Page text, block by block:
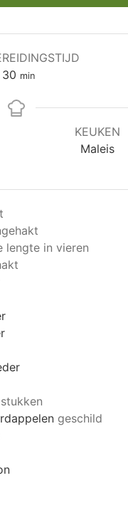
30minuten
min
KEUKEN
Maleis
lengte in vieren
geschild